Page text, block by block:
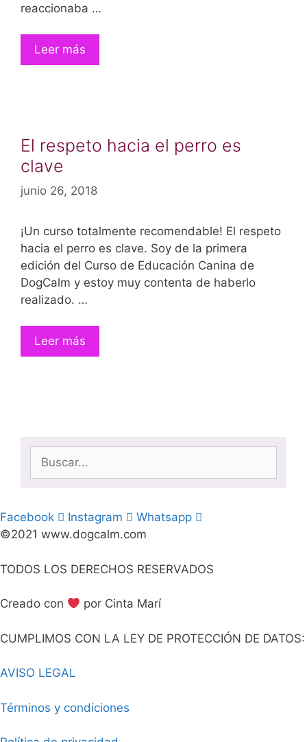
reaccionaba …
Leer más
El respeto hacia el perro es
clave
junio 26, 2018
¡Un curso totalmente recomendable! El respeto
hacia el perro es clave. Soy de la primera
edición del Curso de Educación Canina de
DogCalm y estoy muy contenta de haberlo
realizado. …
Leer más
Buscar:
Facebook Instagram
Whatsapp
©2021 www.dogcalm.com
TODOS LOS DERECHOS RESERVADOS
Creado con por Cinta Marí
CUMPLIMOS CON LA LEY DE PROTECCIÓN DE DATOS:
AVISO LEGAL
Términos y condiciones